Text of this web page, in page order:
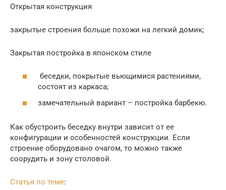
Открытая конструкция
закрытые строения больше похожи на легкий домик;
Закрытая постройка в японском стиле
беседки, покрытые вьющимися растениями,
состоят из каркаса;
замечательный вариант – постройка барбекю.
Как обустроить беседку внутри зависит от ее
конфигурации и особенностей конструкции. Если
строение оборудовано очагом, то можно также
соорудить и зону столовой.
Статья по теме: